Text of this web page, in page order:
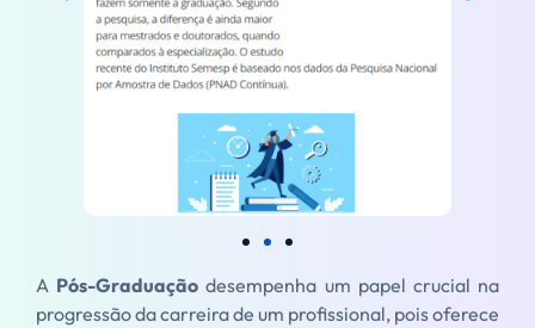
A Pós-Graduação desempenha um papel crucial na
progressão da carreira de um profissional, pois oferece